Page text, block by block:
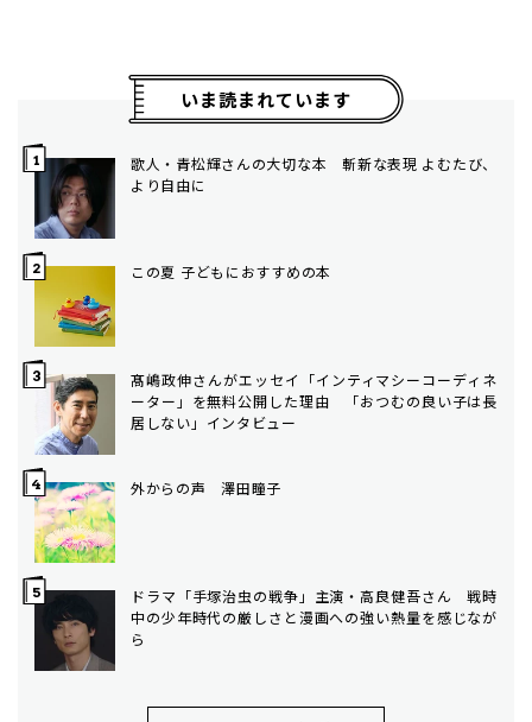
いま読まれています
歌人・青松輝さんの大切な本 斬新な表現 よむたび、
より自由に
この夏 子どもにおすすめの本
髙嶋政伸さんがエッセイ「インティマシーコーディネ
ーター」を無料公開した理由 「おつむの良い子は長
居しない」インタビュー
外からの声 澤田瞳子
ドラマ「手塚治虫の戦争」主演・高良健吾さん 戦時
中の少年時代の厳しさと漫画への強い熱量を感じなが
ら